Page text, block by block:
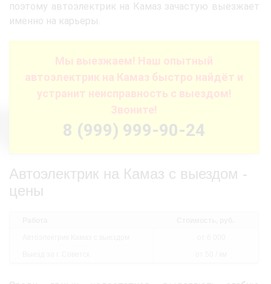
поэтому автоэлектрик на Камаз зачастую выезжает
именно на карьеры.
Мы выезжаем! Наш опытный
автоэлектрик на Камаз быстро найдёт и
устранит неисправность с выездом!
Звоните!
8 (999) 999-90-24
Автоэлектрик на Камаз с выездом -
цены